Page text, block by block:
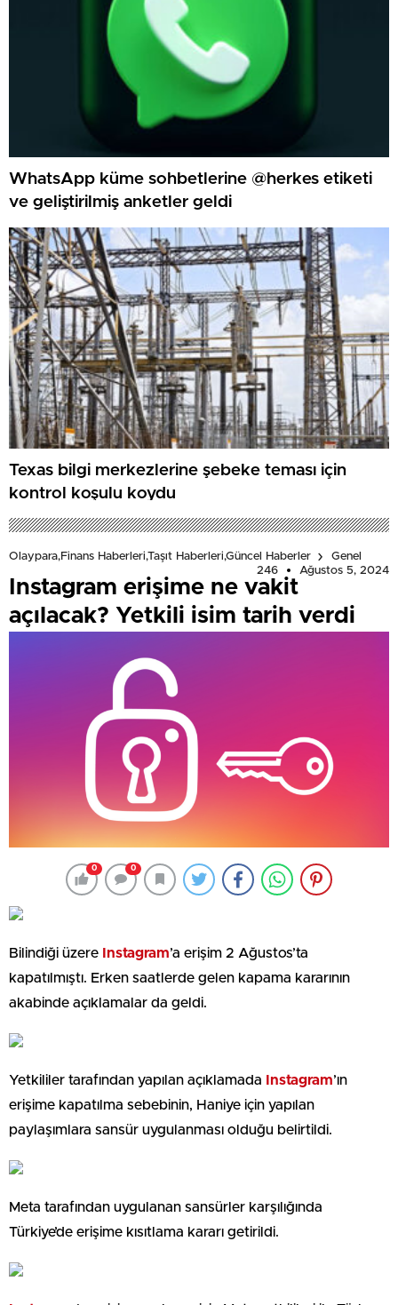
WhatsApp küme sohbetlerine @herkes etiketi
ve geliştirilmiş anketler geldi
Texas bilgi merkezlerine şebeke teması için
kontrol koşulu koydu
Olaypara,Finans Haberleri,Taşıt Haberleri,Güncel Haberler
Genel
246
Ağustos 5, 2024
Instagram erişime ne vakit
açılacak? Yetkili isim tarih verdi
0 0
Bilindiği üzere Instagram’a erişim 2 Ağustos’ta
kapatılmıştı. Erken saatlerde gelen kapama kararının
akabinde açıklamalar da geldi.
Yetkililer tarafından yapılan açıklamada Instagram’ın
erişime kapatılma sebebinin, Haniye için yapılan
paylaşımlara sansür uygulanması olduğu belirtildi.
Meta tarafından uygulanan sansürler karşılığında
Türkiye’de erişime kısıtlama kararı getirildi.